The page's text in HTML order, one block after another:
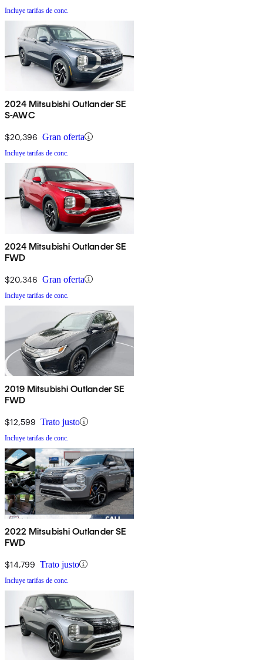
Incluye tarifas de conc.
2024 Mitsubishi Outlander SE
S-AWC
$20,396 Gran oferta
Incluye tarifas de conc.
2024 Mitsubishi Outlander SE
FWD
$20,346 Gran oferta
Incluye tarifas de conc.
2019 Mitsubishi Outlander SE
FWD
$12,599 Trato justo
Incluye tarifas de conc.
2022 Mitsubishi Outlander SE
FWD
$14,799 Trato justo
Incluye tarifas de conc.